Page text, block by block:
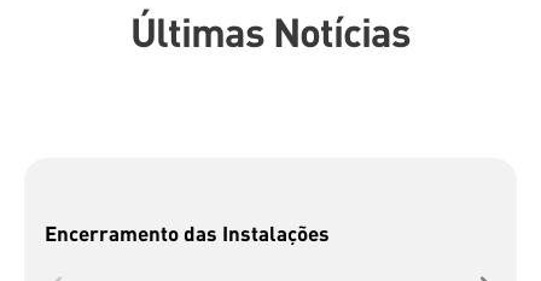
Últimas Notícias
Encerramento das Instalações